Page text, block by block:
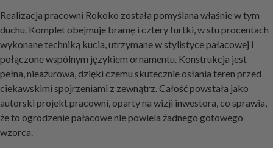
Realizacja pracowni Rokoko została pomyślana właśnie w tym
duchu. Komplet obejmuje bramę i cztery furtki, w stu procentach
wykonane techniką kucia, utrzymane w stylistyce pałacowej i
połączone wspólnym językiem ornamentu. Konstrukcja jest
pełna, nieażurowa, dzięki czemu skutecznie osłania teren przed
ciekawskimi spojrzeniami z zewnątrz. Całość powstała jako
autorski projekt pracowni, oparty na wizji inwestora, co sprawia,
że to ogrodzenie pałacowe nie powiela żadnego gotowego
wzorca.